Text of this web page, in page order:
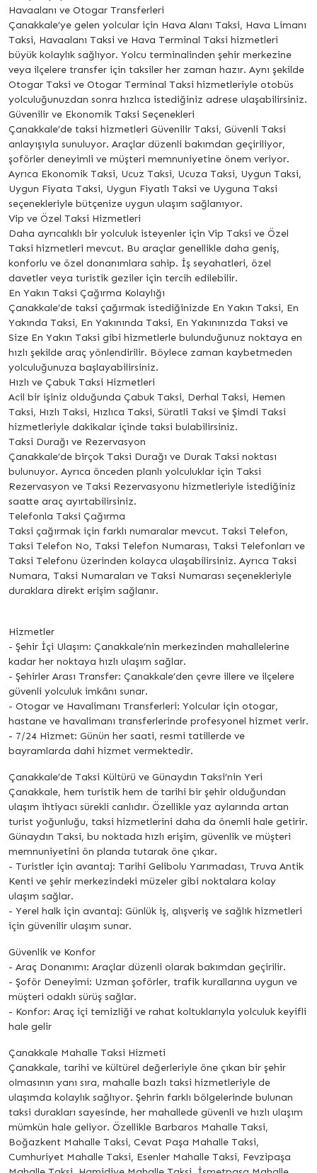
Havaalanı ve Otogar Transferleri
Çanakkale’ye gelen yolcular için Hava Alanı Taksi, Hava Limanı
Taksi, Havaalanı Taksi ve Hava Terminal Taksi hizmetleri
büyük kolaylık sağlıyor. Yolcu terminalinden şehir merkezine
veya ilçelere transfer için taksiler her zaman hazır. Aynı şekilde
Otogar Taksi ve Otogar Terminal Taksi hizmetleriyle otobüs
yolculuğunuzdan sonra hızlıca istediğiniz adrese ulaşabilirsiniz.
Güvenilir ve Ekonomik Taksi Seçenekleri
Çanakkale’de taksi hizmetleri Güvenilir Taksi, Güvenli Taksi
anlayışıyla sunuluyor. Araçlar düzenli bakımdan geçiriliyor,
şoförler deneyimli ve müşteri memnuniyetine önem veriyor.
Ayrıca Ekonomik Taksi, Ucuz Taksi, Ucuza Taksi, Uygun Taksi,
Uygun Fiyata Taksi, Uygun Fiyatlı Taksi ve Uyguna Taksi
seçenekleriyle bütçenize uygun ulaşım sağlanıyor.
Vip ve Özel Taksi Hizmetleri
Daha ayrıcalıklı bir yolculuk isteyenler için Vip Taksi ve Özel
Taksi hizmetleri mevcut. Bu araçlar genellikle daha geniş,
konforlu ve özel donanımlara sahip. İş seyahatleri, özel
davetler veya turistik geziler için tercih edilebilir.
En Yakın Taksi Çağırma Kolaylığı
Çanakkale’de taksi çağırmak istediğinizde En Yakın Taksi, En
Yakında Taksi, En Yakınında Taksi, En Yakınınızda Taksi ve
Size En Yakın Taksi gibi hizmetlerle bulunduğunuz noktaya en
hızlı şekilde araç yönlendirilir. Böylece zaman kaybetmeden
yolculuğunuza başlayabilirsiniz.
Hızlı ve Çabuk Taksi Hizmetleri
Acil bir işiniz olduğunda Çabuk Taksi, Derhal Taksi, Hemen
Taksi, Hızlı Taksi, Hızlıca Taksi, Süratli Taksi ve Şimdi Taksi
hizmetleriyle dakikalar içinde taksi bulabilirsiniz.
Taksi Durağı ve Rezervasyon
Çanakkale’de birçok Taksi Durağı ve Durak Taksi noktası
bulunuyor. Ayrıca önceden planlı yolculuklar için Taksi
Rezervasyon ve Taksi Rezervasyonu hizmetleriyle istediğiniz
saatte araç ayırtabilirsiniz.
Telefonla Taksi Çağırma
Taksi çağırmak için farklı numaralar mevcut. Taksi Telefon,
Taksi Telefon No, Taksi Telefon Numarası, Taksi Telefonları ve
Taksi Telefonu üzerinden kolayca ulaşabilirsiniz. Ayrıca Taksi
Numara, Taksi Numaraları ve Taksi Numarası seçenekleriyle
duraklara direkt erişim sağlanır.
Hizmetler
- Şehir İçi Ulaşım: Çanakkale’nin merkezinden mahallelerine
kadar her noktaya hızlı ulaşım sağlar.
- Şehirler Arası Transfer: Çanakkale’den çevre illere ve ilçelere
güvenli yolculuk imkânı sunar.
- Otogar ve Havalimanı Transferleri: Yolcular için otogar,
hastane ve havalimanı transferlerinde profesyonel hizmet verir.
- 7/24 Hizmet: Günün her saati, resmi tatillerde ve
bayramlarda dahi hizmet vermektedir.
Çanakkale’de Taksi Kültürü ve Günaydın Taksi’nin Yeri
Çanakkale, hem turistik hem de tarihi bir şehir olduğundan
ulaşım ihtiyacı sürekli canlıdır. Özellikle yaz aylarında artan
turist yoğunluğu, taksi hizmetlerini daha da önemli hale getirir.
Günaydın Taksi, bu noktada hızlı erişim, güvenlik ve müşteri
memnuniyetini ön planda tutarak öne çıkar.
- Turistler için avantaj: Tarihi Gelibolu Yarımadası, Truva Antik
Kenti ve şehir merkezindeki müzeler gibi noktalara kolay
ulaşım sağlar.
- Yerel halk için avantaj: Günlük iş, alışveriş ve sağlık hizmetleri
için güvenilir ulaşım sunar.
Güvenlik ve Konfor
- Araç Donanımı: Araçlar düzenli olarak bakımdan geçirilir.
- Şoför Deneyimi: Uzman şoförler, trafik kurallarına uygun ve
müşteri odaklı sürüş sağlar.
- Konfor: Araç içi temizliği ve rahat koltuklarıyla yolculuk keyifli
hale gelir
Çanakkale Mahalle Taksi Hizmeti
Çanakkale, tarihi ve kültürel değerleriyle öne çıkan bir şehir
olmasının yanı sıra, mahalle bazlı taksi hizmetleriyle de
ulaşımda kolaylık sağlıyor. Şehrin farklı bölgelerinde bulunan
taksi durakları sayesinde, her mahallede güvenli ve hızlı ulaşım
mümkün hale geliyor. Özellikle Barbaros Mahalle Taksi,
Boğazkent Mahalle Taksi, Cevat Paşa Mahalle Taksi,
Cumhuriyet Mahalle Taksi, Esenler Mahalle Taksi, Fevzipaşa